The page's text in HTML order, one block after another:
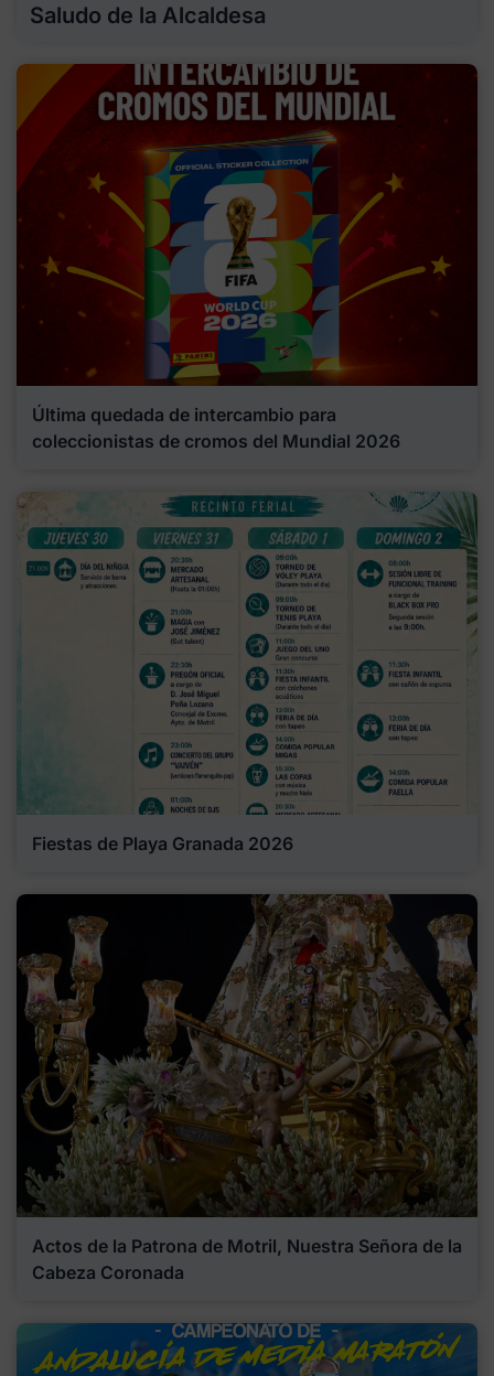
Saludo de la Alcaldesa
Última quedada de intercambio para
coleccionistas de cromos del Mundial 2026
Fiestas de Playa Granada 2026
Actos de la Patrona de Motril, Nuestra Señora de la
Cabeza Coronada